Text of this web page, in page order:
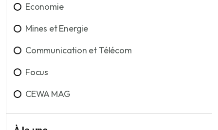
Economie
Mines et Energie
Communication et Télécom
Focus
CEWA MAG